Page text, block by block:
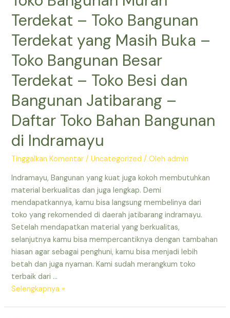
Toko
Bangunan
yang
Buka
–
Toko
Material
Indramayu
–
Toko
Murah
di
Indramayu
–
Toko
Bangunan
Bulak
Jatibarang
Indramayu
Terdekat – Toko Bangunan
Terdekat yang Masih Buka –
Toko Bangunan Besar
Terdekat – Toko Besi dan
Bangunan Jatibarang –
Daftar Toko Bahan Bangunan
di Indramayu
Tinggalkan Komentar /Uncategorized / Olehadmin
Indramayu, Bangunan yang kuat juga kokoh membutuhkan
material berkualitas dan juga lengkap. Demi
mendapatkannya, kamu bisa langsung membelinya dari
toko yang rekomended di daerah jatibarang indramayu.
Setelah mendapatkan material yang berkualitas,
selanjutnya kamu bisa mempercantiknya dengan tambahan
hiasan agar sebagai penghuni, kamu bisa menjadi lebih
betah dan juga nyaman. Kami sudah merangkum toko
terbaik dari …
Toko
Selengkapnya »